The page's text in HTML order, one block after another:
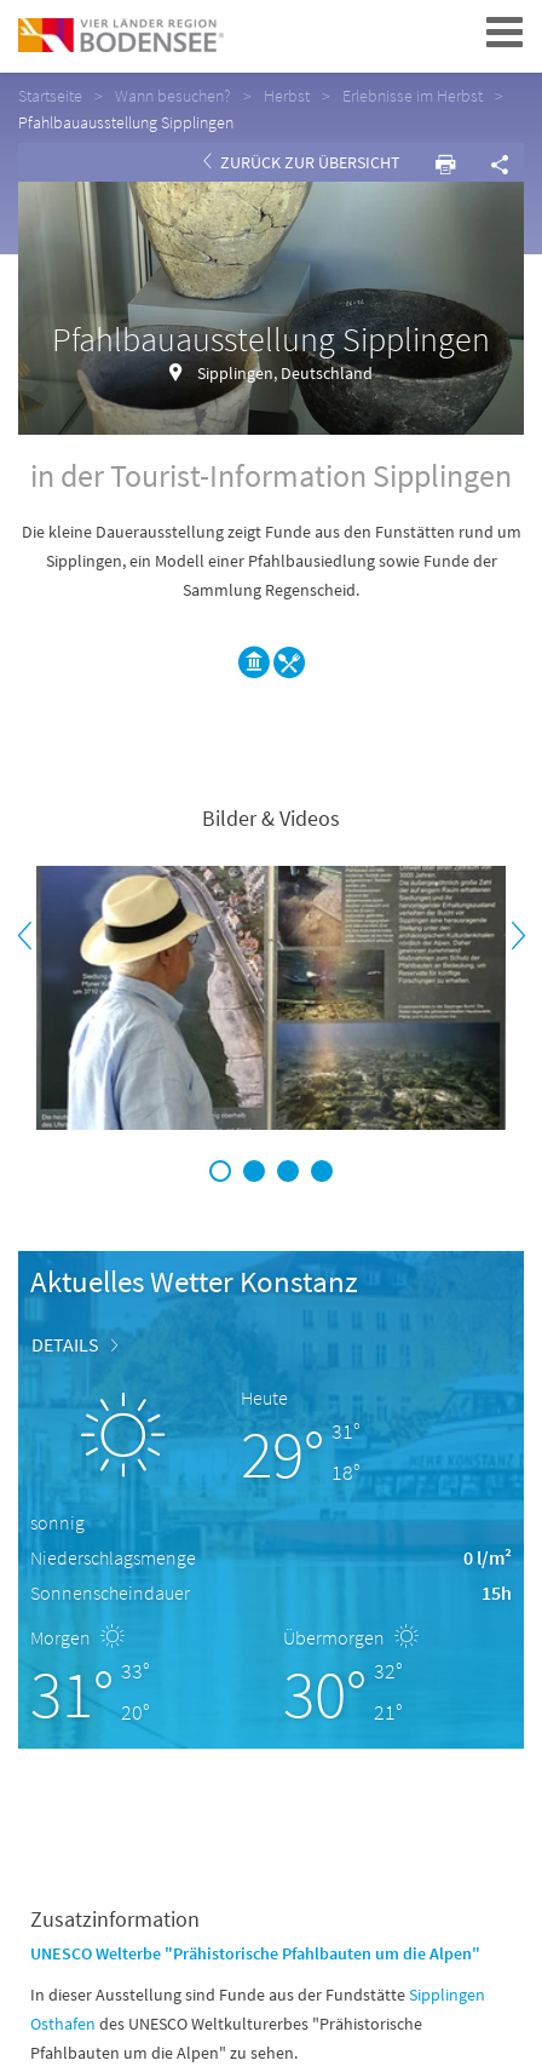
Navigation
Startseite Wann besuchen? Herbst
Erlebnisse im Herbst
Pfahlbauausstellung Sipplingen
ZURÜCK ZUR ÜBERSICHT
Pfahlbauausstellung Sipplingen
Sipplingen, Deutschland
in der Tourist-Information Sipplingen
Die kleine Dauerausstellung zeigt Funde aus den Funstätten rund um
Sipplingen, ein Modell einer Pfahlbausiedlung sowie Funde der
Sammlung Regenscheid.
Bilder & Videos
1 2 3 4
Aktuelles Wetter Konstanz
DETAILS
Heute
29° 31°
18°
sonnig
Niederschlagsmenge
0 l/m²
Sonnenscheindauer
15h
Morgen
31° 33°
20°
Übermorgen
30° 32°
21°
Zusatzinformation
UNESCO Welterbe "Prähistorische Pfahlbauten um die Alpen"
In dieser Ausstellung sind Funde aus der FundstätteSipplingen
Osthafen des UNESCO Weltkulturerbes "Prähistorische
Pfahlbauten um die Alpen" zu sehen.